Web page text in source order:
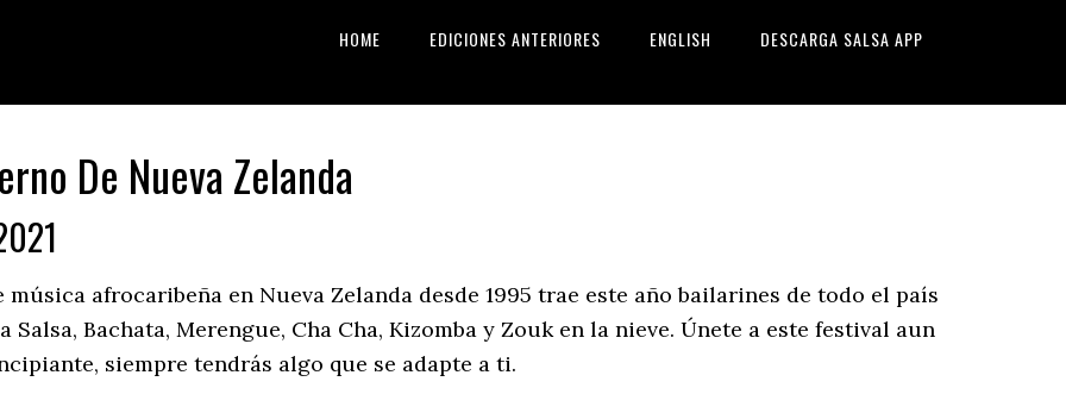
HOME EDICIONES ANTERIORES ENGLISH DESCARGA SALSA APP
De Nueva Zelanda
afrocaribeña en Nueva Zelanda desde 1995 trae este año bailarines de todo el país
Bachata, Merengue, Cha Cha, Kizomba y Zouk en la nieve. Únete a este festival aun
siempre tendrás algo que se adapte a ti.